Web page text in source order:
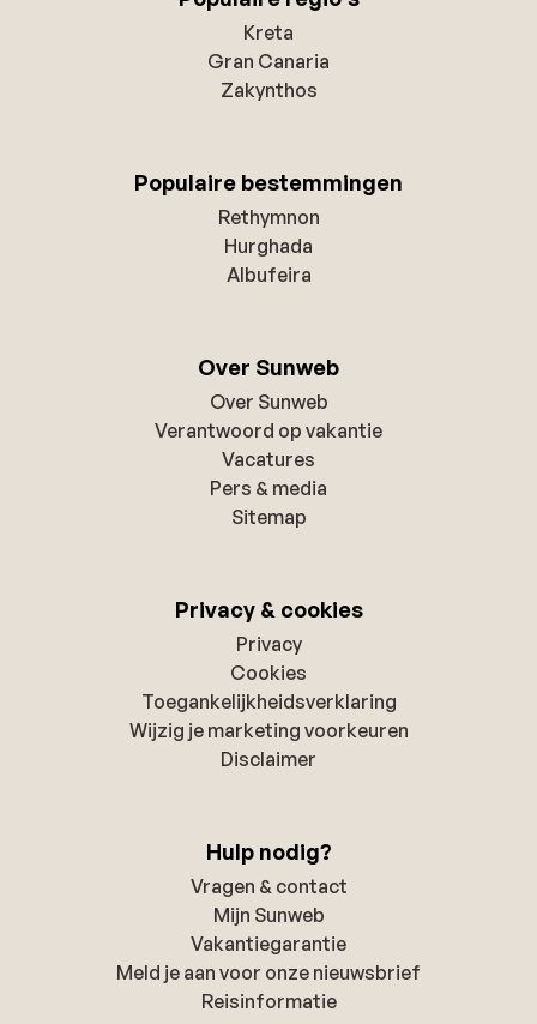
Kreta
Gran Canaria
Zakynthos
Populaire bestemmingen
Rethymnon
Hurghada
Albufeira
Over Sunweb
Over Sunweb
Verantwoord op vakantie
Vacatures
Pers & media
Sitemap
Privacy & cookies
Privacy
Cookies
Toegankelijkheidsverklaring
Wijzig je marketing voorkeuren
Disclaimer
Hulp nodig?
Vragen & contact
Mijn Sunweb
Vakantiegarantie
Meld je aan voor onze nieuwsbrief
Reisinformatie